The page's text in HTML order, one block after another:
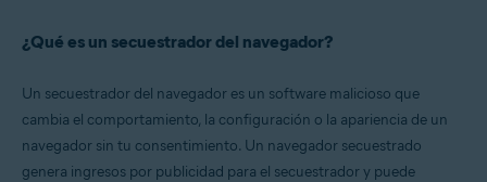
Avast One
Sistemas operativos:
Windows
¿Qué es un secuestrador del navegador?
Un secuestrador del navegador es un software malicioso que
cambia el comportamiento, la configuración o la apariencia de un
navegador sin tu consentimiento. Un navegador secuestrado
genera ingresos por publicidad para el secuestrador y puede